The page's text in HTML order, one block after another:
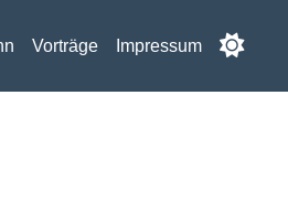
Vorträge Impressum